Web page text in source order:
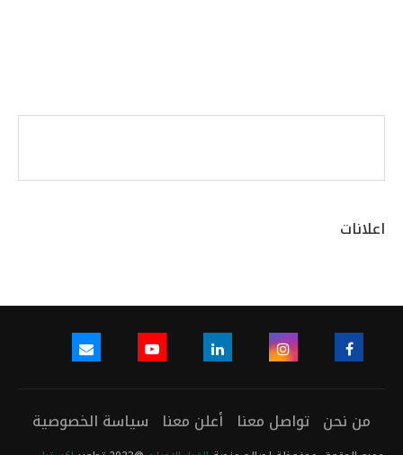
اعلانات
من نحن تواصل معنا أعلن معنا سياسة الخصوصية